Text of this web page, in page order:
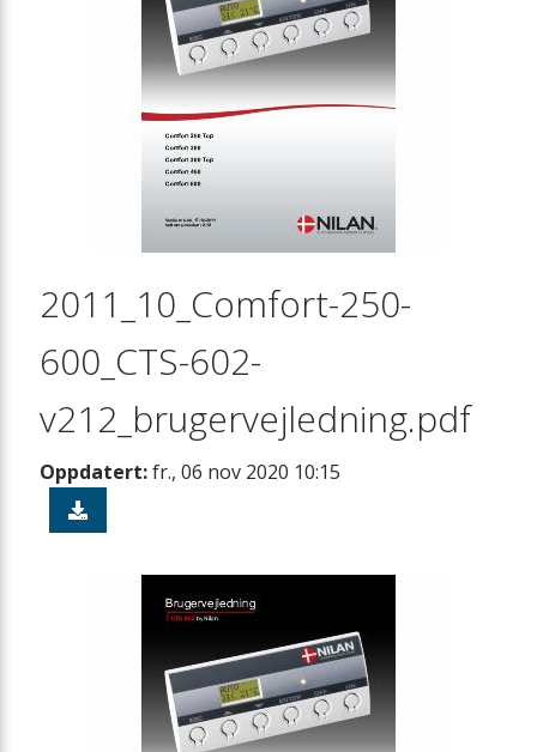
2011_10_Comfort-250-
600_CTS-602-
v212_brugervejledning.pdf
Oppdatert:fr., 06 nov 2020 10:15